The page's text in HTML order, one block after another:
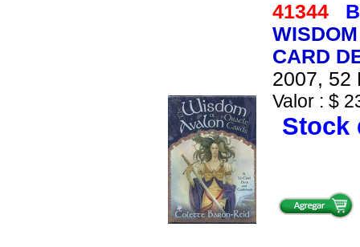
41344
CARD
2007, 52
Valor : $
Stock